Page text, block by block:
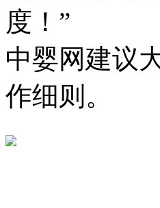
度！”
中婴网建议
作细则。